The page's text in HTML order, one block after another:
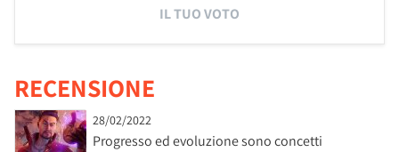
IL TUO VOTO
RECENSIONE
28/02/2022
Progresso ed evoluzione sono concetti